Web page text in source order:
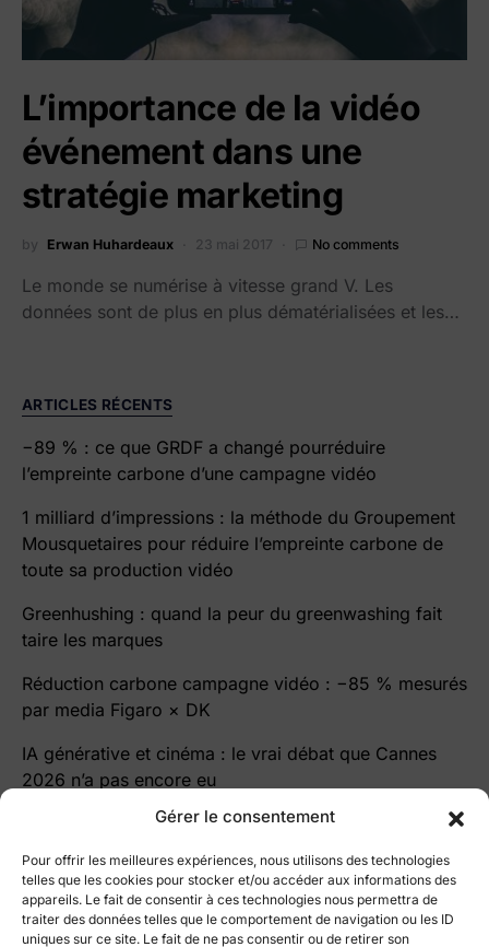
Gérer le consentement
Pour offrir les meilleures expériences, nous utilisons des technologies
telles que les cookies pour stocker et/ou accéder aux informations des
appareils. Le fait de consentir à ces technologies nous permettra de
traiter des données telles que le comportement de navigation ou les ID
uniques sur ce site. Le fait de ne pas consentir ou de retirer son
L’importance de la vidéo
événement dans une
stratégie marketing
by Erwan Huhardeaux 23 mai 2017 No comments
Le monde se numérise à vitesse grand V. Les
données sont de plus en plus dématérialisées et les…
ARTICLES RÉCENTS
−89 % : ce que GRDF a changé pourréduire
l’empreinte carbone d’une campagne vidéo
1 milliard d’impressions : la méthode du Groupement
Mousquetaires pour réduire l’empreinte carbone de
toute sa production vidéo
Greenhushing : quand la peur du greenwashing fait
taire les marques
Réduction carbone campagne vidéo : −85 % mesurés
par media Figaro × DK
IA générative et cinéma : le vrai débat que Cannes
2026 n’a pas encore eu
le blog Cutz